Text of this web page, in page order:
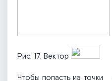
Рис. 17. Вектор
Чтобы попасть из точки